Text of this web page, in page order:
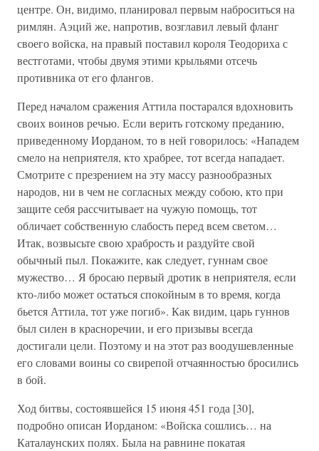
центре. Он, видимо, планировал первым наброситься на
римлян. Аэций же, напротив, возглавил левый фланг
своего войска, на правый поставил короля Теодориха с
вестготами, чтобы двумя этими крыльями отсечь
противника от его флангов.
Перед началом сражения Аттила постарался вдохновить
своих воинов речью. Если верить готскому преданию,
приведенному Иорданом, то в ней говорилось: «Нападем
смело на неприятеля, кто храбрее, тот всегда нападает.
Смотрите с презрением на эту массу разнообразных
народов, ни в чем не согласных между собою, кто при
защите себя рассчитывает на чужую помощь, тот
обличает собственную слабость перед всем светом…
Итак, возвысьте свою храбрость и раздуйте свой
обычный пыл. Покажите, как следует, гуннам свое
мужество… Я бросаю первый дротик в неприятеля, если
кто-либо может остаться спокойным в то время, когда
бьется Аттила, тот уже погиб». Как видим, царь гуннов
был силен в красноречии, и его призывы всегда
достигали цели. Поэтому и на этот раз воодушевленные
его словами воины со свирепой отчаянностью бросились
в бой.
Ход битвы, состоявшейся 15 июня 451 года [30],
подробно описан Иорданом: «Войска сошлись… на
Каталаунских полях. Была на равнине покатая